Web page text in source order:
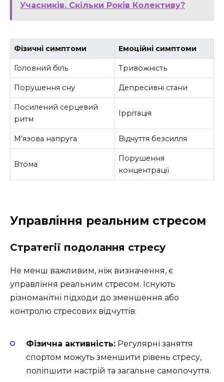
Учасників. Скільки Років Колективу?
Фізичні симптоми Емоційні симптоми
Головний біль Тривожність
Порушення сну Депресивні стани
Посилений серцевий
ритм
Іррітація
М’язова напруга Відчуття безсилля
Втома
Порушення
концентрації
Управління реальним стресом
Стратегії подолання стресу
Не менш важливим, ніж визначення, є
управління реальним стресом. Існують
різноманітні підходи до зменшення або
контролю стресових відчуттів:
Фізична активність: Регулярні заняття
спортом можуть зменшити рівень стресу,
поліпшити настрій та загальне самопочуття.